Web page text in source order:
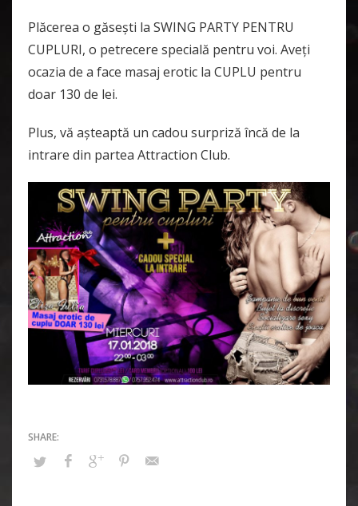
Plăcerea o găsești la SWING PARTY PENTRU
CUPLURI, o petrecere specială pentru voi. Aveți
ocazia de a face masaj erotic la CUPLU pentru
doar 130 de lei.
Plus, vă așteaptă un cadou surpriză încă de la
intrare din partea Attraction Club.